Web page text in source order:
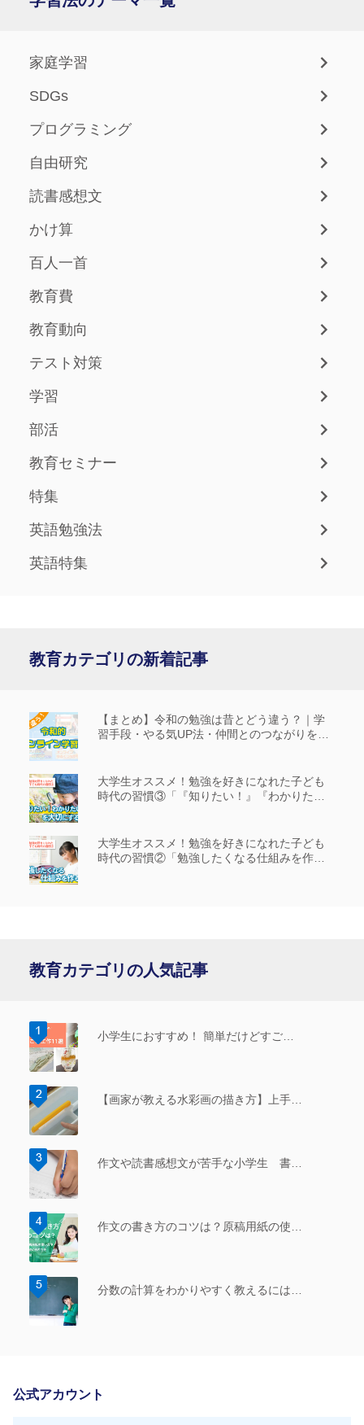
家庭学習
SDGs
プログラミング
自由研究
読書感想文
かけ算
百人一首
教育費
教育動向
テスト対策
学習
部活
教育セミナー
特集
英語勉強法
英語特集
教育カテゴリの新着記事
【まとめ】令和の勉強は昔とどう違う？｜学
習手段・やる気UP法・仲間とのつながりを解
大学生オススメ！勉強を好きになれた子ども
時代の習慣③「『知りたい！』『わかりた
大学生オススメ！勉強を好きになれた子ども
時代の習慣②「勉強したくなる仕組みを作
教育カテゴリの人気記事
小学生におすすめ！ 簡単だけどすご…
【画家が教える水彩画の描き方】上手…
作文や読書感想文が苦手な小学生 書…
作文の書き方のコツは？原稿用紙の使…
分数の計算をわかりやすく教えるには…
公式アカウント